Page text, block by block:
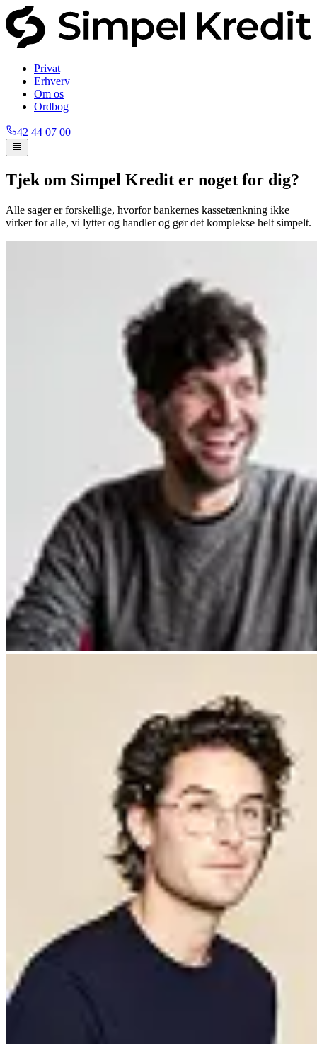
Privat
Erhverv
Om os
Ordbog
42 44 07 00
Tjek om Simpel Kredit er noget for dig?
Alle sager er forskellige, hvorfor bankernes kassetænkning ikke
virker for alle, vi lytter og handler og gør det komplekse helt simpelt.